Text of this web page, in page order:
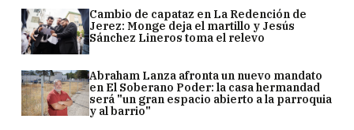
Cambio de capataz en La Redención de
Jerez: Monge deja el martillo y Jesús
Sánchez Lineros toma el relevo
Abraham Lanza afronta un nuevo mandato
en El Soberano Poder: la casa hermandad
será "un gran espacio abierto a la parroquia
y al barrio"